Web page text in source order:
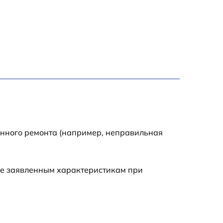
ремонта (например, неправильная
заявленным характеристикам при